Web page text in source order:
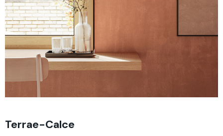
Terrae-Calce